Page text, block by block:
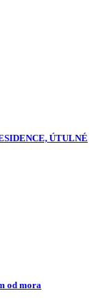
ÚTULNÉ
od mora